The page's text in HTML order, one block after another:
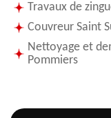
Travaux de
Couvreur Saint
Nettoyage et
Pommiers